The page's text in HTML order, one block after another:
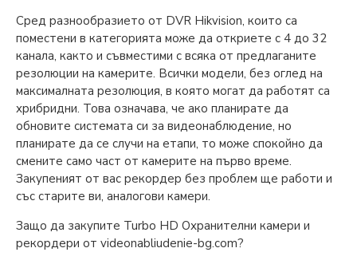
Сред разнообразието от DVR Hikvision, които са
поместени в категорията може да откриете с 4 до 32
канала, както и съвместими с всяка от предлаганите
резолюции на камерите. Всички модели, без оглед на
максималната резолюция, в която могат да работят са
хрибридни. Това означава, че ако планирате да
обновите системата си за видеонаблюдение, но
планирате да се случи на етапи, то може спокойно да
смените само част от камерите на първо време.
Закупеният от вас рекордер без проблем ще работи и
със старите ви, аналогови камери.
Защо да закупите Turbo HD Охранителни камери и
рекордери от videonabliudenie-bg.com?